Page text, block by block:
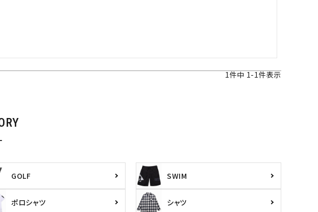
1件中 1-1件表示
GOLF SWIM
ポロシャツ シャツ